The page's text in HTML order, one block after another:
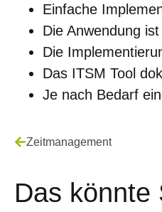
Einfache
Die Anwendung
Die
Das ITSM Tool
Je nach Bedarf
Zeitmanagement
Das könnte